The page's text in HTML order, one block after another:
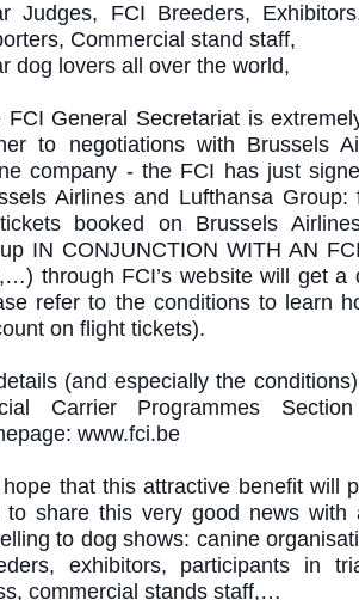
Judges, FCI Breeders,
Commercial stand staff,
dog lovers all over the world,
FCI General Secretariat is
to negotiations with Brussels
company - the FCI has just
Airlines and Lufthansa
booked on Brussels
IN CONJUNCTION WITH AN
through FCI’s website will get a
refer to the conditions to learn
on flight tickets).
(and especially the
Carrier Programmes
www.fci.be
that this attractive benefit will
to share this very good news with
to dog shows: canine
exhibitors, participants in
commercial stands staff,…